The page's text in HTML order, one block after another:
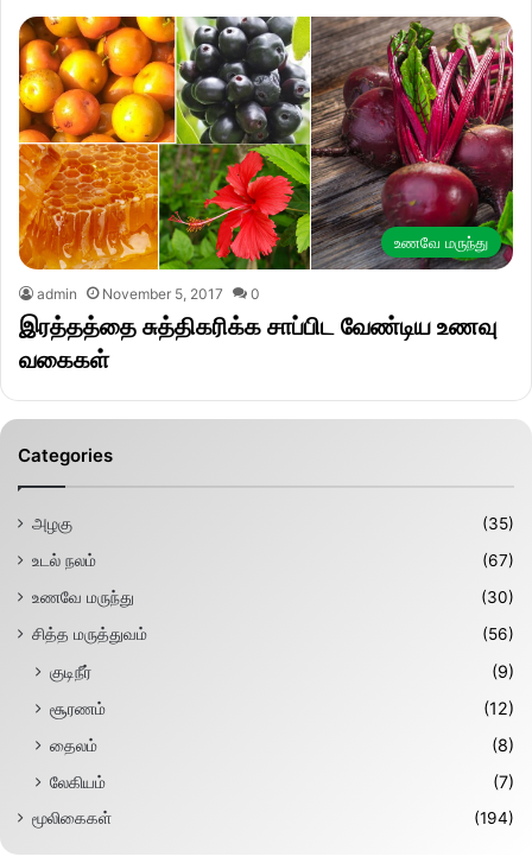
உணவே மருந்து
admin November 5, 2017 0
இரத்தத்தை சுத்திகரிக்க சாப்பிட வேண்டிய உணவு
வகைகள்
Categories
அழகு
(35)
உடல் நலம்
(67)
உணவே மருந்து
(30)
சித்த மருத்துவம்
(56)
குடிநீர்
(9)
சூரணம்
(12)
தைலம்
(8)
லேகியம்
(7)
மூலிகைகள் (194)